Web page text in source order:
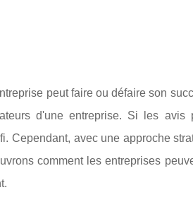
peut faire ou défaire son
d'une entreprise. Si les avis
Cependant, avec une approche
comment les entreprises